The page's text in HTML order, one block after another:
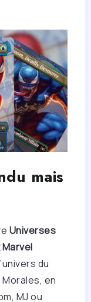
mais
Universes
du
en
MJ ou